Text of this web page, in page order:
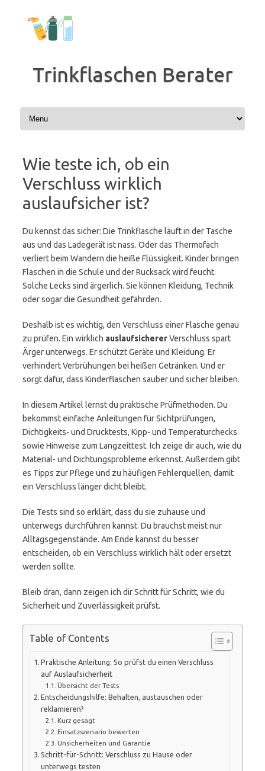
springen
Trinkflaschen Berater
Wie teste ich, ob ein
Verschluss wirklich
auslaufsicher ist?
Du kennst das sicher: Die Trinkflasche läuft in der Tasche
aus und das Ladegerät ist nass. Oder das Thermofach
verliert beim Wandern die heiße Flüssigkeit. Kinder bringen
Flaschen in die Schule und der Rucksack wird feucht.
Solche Lecks sind ärgerlich. Sie können Kleidung, Technik
oder sogar die Gesundheit gefährden.
Deshalb ist es wichtig, den Verschluss einer Flasche genau
zu prüfen. Ein wirklich auslaufsichererVerschluss spart
Ärger unterwegs. Er schützt Geräte und Kleidung. Er
verhindert Verbrühungen bei heißen Getränken. Und er
sorgt dafür, dass Kinderflaschen sauber und sicher bleiben.
In diesem Artikel lernst du praktische Prüfmethoden. Du
bekommst einfache Anleitungen für Sichtprüfungen,
Dichtigkeits- und Drucktests, Kipp- und Temperaturchecks
sowie Hinweise zum Langzeittest. Ich zeige dir auch, wie du
Material- und Dichtungsprobleme erkennst. Außerdem gibt
es Tipps zur Pflege und zu häufigen Fehlerquellen, damit
ein Verschluss länger dicht bleibt.
Die Tests sind so erklärt, dass du sie zuhause und
unterwegs durchführen kannst. Du brauchst meist nur
Alltagsgegenstände. Am Ende kannst du besser
entscheiden, ob ein Verschluss wirklich hält oder ersetzt
werden sollte.
Bleib dran, dann zeigen ich dir Schritt für Schritt, wie du
Sicherheit und Zuverlässigkeit prüfst.
Table of Contents
Praktische Anleitung: So prüfst du einen Verschluss
auf Auslaufsicherheit
Übersicht der Tests
Entscheidungshilfe: Behalten, austauschen oder
reklamieren?
Kurz gesagt
Einsatzszenario bewerten
Unsicherheiten und Garantie
Schritt-für-Schritt: Verschluss zu Hause oder
unterwegs testen